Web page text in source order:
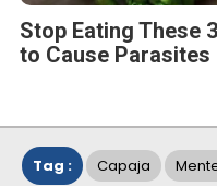
Stop Eating These
to Cause Parasites
Tag : Capaja